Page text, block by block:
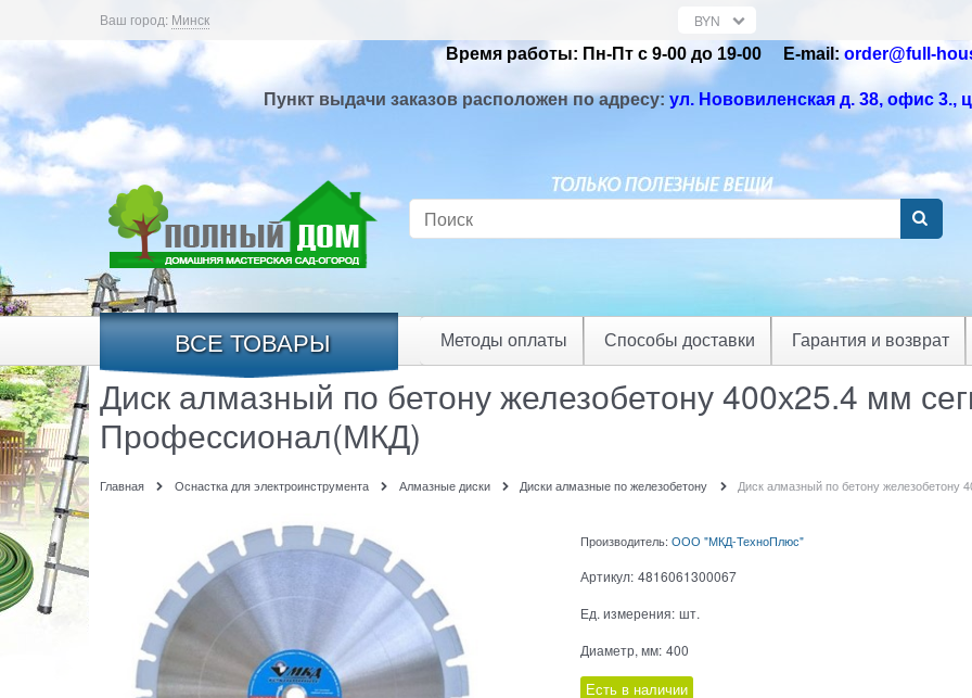
Ваш город: Минск
Время работы: Пн-Пт с 9-00 до 19-00 Е-mail:order@full-
Пункт выдачи заказов расположен по адресу: ул. Нововиленская д. 38, офис 3.,
ВСЕ ТОВАРЫ Методы оплаты Способы доставки Гарантия и возврат
Диск алмазный по бетону железобетону 400х25.4 мм
Профессионал(МКД)
Главная Оснастка для электроинструмента Алмазные диски Диски алмазные по железобетону Диск алмазный по бетону
Производитель: ООО "МКД-ТехноПлюс"
Артикул: 4816061300067
Ед. измерения: шт.
Диаметр, мм: 400
Есть в наличии